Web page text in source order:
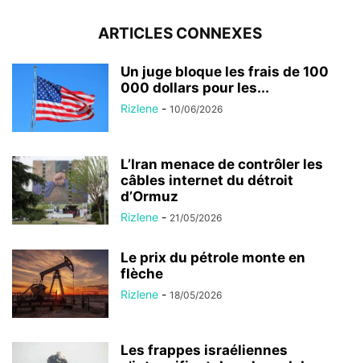
ARTICLES CONNEXES
Un juge bloque les frais de 100
000 dollars pour les...
Rizlene - 10/06/2026
L’Iran menace de contrôler les
câbles internet du détroit
d’Ormuz
Rizlene - 21/05/2026
Le prix du pétrole monte en
flèche
Rizlene - 18/05/2026
Les frappes israéliennes